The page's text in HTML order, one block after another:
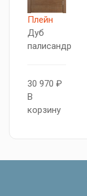
Плейн
Дуб
палисандр
30 970 ₽
В
корзину